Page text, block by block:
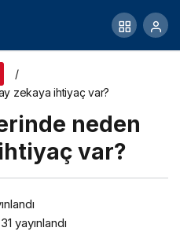
zekaya ihtiyaç var?
neden
var?
yayınlandı
Vakaları Endişe